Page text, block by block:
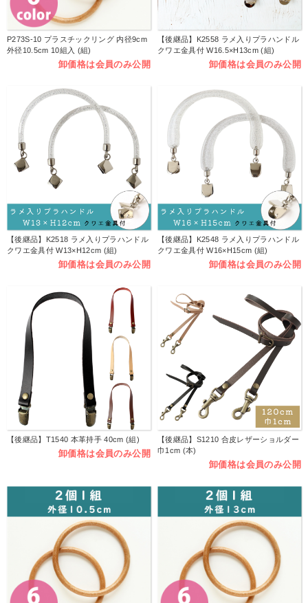
P273S-10 プラスチックリング 内径9cm
外径10.5cm 10組入 (組)
卸価格は会員のみ公開
【後継品】K2558 ラメ入りプラハンドル
クワエ金具付 W16.5×H13cm (組)
卸価格は会員のみ公開
【後継品】K2518 ラメ入りプラハンドル
クワエ金具付 W13×H12cm (組)
卸価格は会員のみ公開
【後継品】K2548 ラメ入りプラハンドル
クワエ金具付 W16×H15cm (組)
卸価格は会員のみ公開
【後継品】T1540 本革持手 40cm (組)
卸価格は会員のみ公開
【後継品】S1210 合皮レザーショルダー
巾1cm (本)
卸価格は会員のみ公開